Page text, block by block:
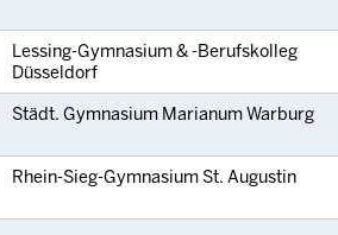
Lessing-Gymnasium & -Berufskolleg
Düsseldorf
Städt. Gymnasium Marianum Warburg
Rhein-Sieg-Gymnasium St. Augustin